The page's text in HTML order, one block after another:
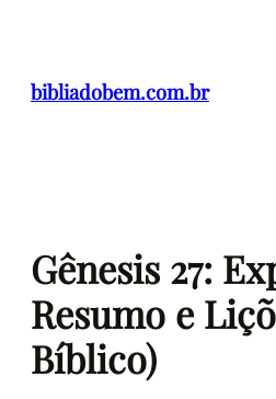
conteúdo
bibliadobem.com.br
Gênesis 27:
Resumo e
Bíblico)